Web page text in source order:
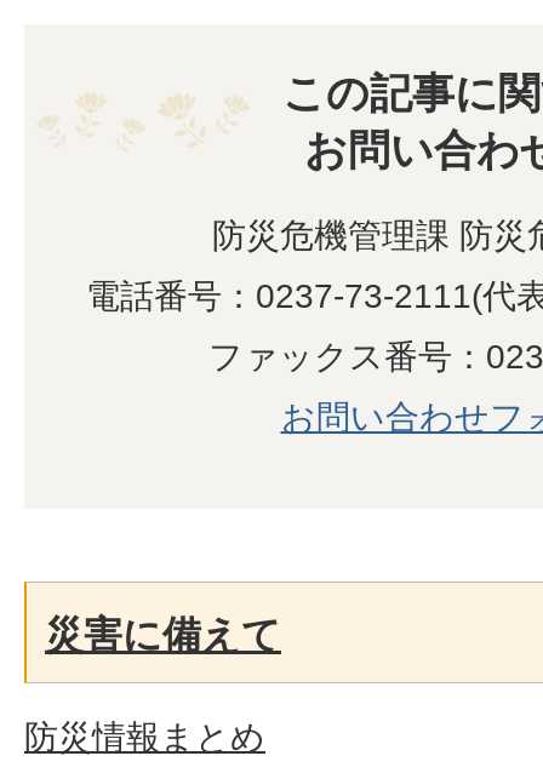
この記事に
お問い合わ
防災危機管理課 防災
電話番号：0237-73-2111(代
ファックス番号：
お問い合わせフ
災害に備えて
防災情報まとめ